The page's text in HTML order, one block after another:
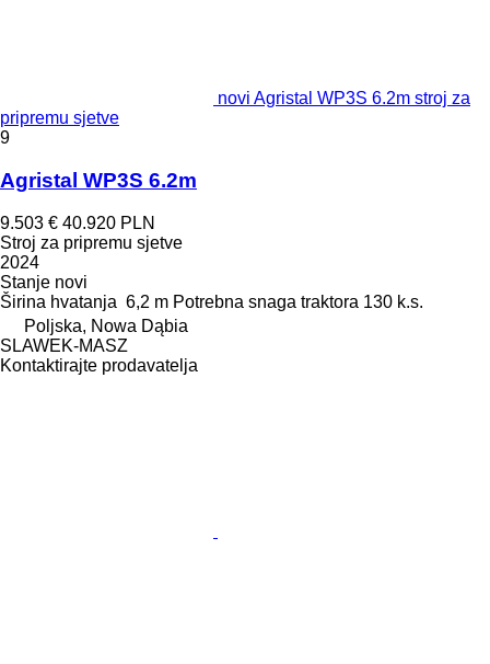
novi Agristal WP3S 6.2m stroj za
pripremu sjetve
9
Agristal WP3S 6.2m
9.503 € 40.920 PLN
Stroj za pripremu sjetve
2024
Stanje novi
Širina hvatanja 6,2 m Potrebna snaga traktora 130 k.s.
Poljska, Nowa Dąbia
SLAWEK-MASZ
Kontaktirajte prodavatelja